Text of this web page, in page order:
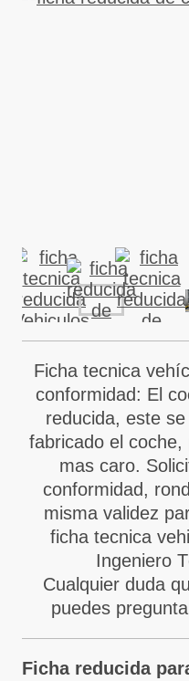
Ficha tecnica
conformidad: El
reducida, este
fabricado el
mas caro.
conformidad,
misma validez
ficha tecnica
Ingeniero
Cualquier duda
puedes
Ficha reducida